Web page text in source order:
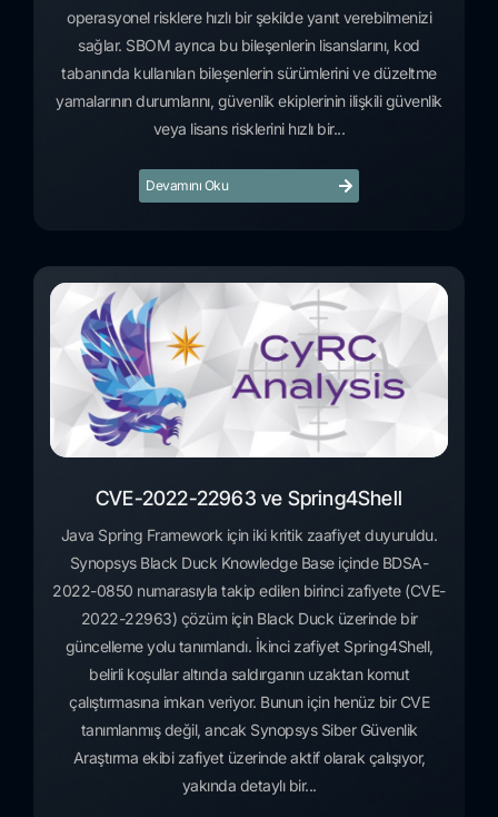
operasyonel risklere hızlı bir şekilde yanıt verebilmenizi
sağlar. SBOM ayrıca bu bileşenlerin lisanslarını, kod
tabanında kullanılan bileşenlerin sürümlerini ve düzeltme
yamalarının durumlarını, güvenlik ekiplerinin ilişkili güvenlik
veya lisans risklerini hızlı bir...
Devamını Oku
CVE-2022-22963 ve Spring4Shell
Java Spring Framework için iki kritik zaafiyet duyuruldu.
Synopsys Black Duck Knowledge Base içinde BDSA-
2022-0850 numarasıyla takip edilen birinci zafiyete (CVE-
2022-22963) çözüm için Black Duck üzerinde bir
güncelleme yolu tanımlandı. İkinci zafiyet Spring4Shell,
belirli koşullar altında saldırganın uzaktan komut
çalıştırmasına imkan veriyor. Bunun için henüz bir CVE
tanımlanmış değil, ancak Synopsys Siber Güvenlik
Araştırma ekibi zafiyet üzerinde aktif olarak çalışıyor,
yakında detaylı bir...